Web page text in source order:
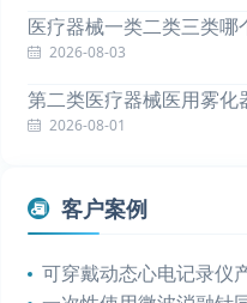
医疗器械一类二类三类哪
2026-08-03
第二类医疗器械医用雾
2026-08-01
客户案例
可穿戴动态心电记录仪